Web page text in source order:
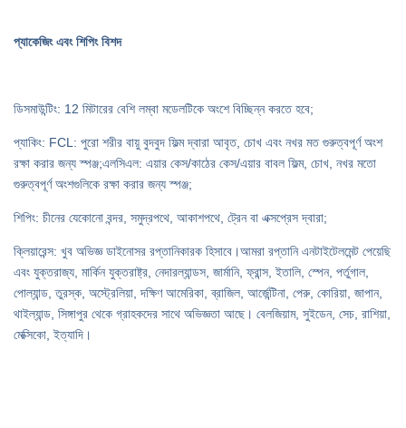
প্যাকেজিং এবং শিপিং বিশদ
ডিসমাউন্টিং: 12 মিটারের বেশি লম্বা মডেলটিকে অংশে বিচ্ছিন্ন করতে হবে;
প্যাকিং: FCL: পুরো শরীর বায়ু বুদবুদ ফিল্ম দ্বারা আবৃত, চোখ এবং নখর মত গুরুত্বপূর্ণ অংশ
রক্ষা করার জন্য স্পঞ্জ;এলসিএল: এয়ার কেস/কাঠের কেস/এয়ার বাবল ফিল্ম, চোখ, নখর মতো
গুরুত্বপূর্ণ অংশগুলিকে রক্ষা করার জন্য স্পঞ্জ;
শিপিং: চীনের যেকোনো বন্দর, সমুদ্রপথে, আকাশপথে, ট্রেন বা এক্সপ্রেস দ্বারা;
ক্লিয়ারেন্স: খুব অভিজ্ঞ ডাইনোসর রপ্তানিকারক হিসাবে।আমরা রপ্তানি এনটাইটেলমেন্ট পেয়েছি
এবং যুক্তরাজ্য, মার্কিন যুক্তরাষ্ট্র, নেদারল্যান্ডস, জার্মানি, ফ্রান্স, ইতালি, স্পেন, পর্তুগাল,
পোল্যান্ড, তুরস্ক, অস্ট্রেলিয়া, দক্ষিণ আমেরিকা, ব্রাজিল, আর্জেন্টিনা, পেরু, কোরিয়া, জাপান,
থাইল্যান্ড, সিঙ্গাপুর থেকে গ্রাহকদের সাথে অভিজ্ঞতা আছে। বেলজিয়াম, সুইডেন, সেচ, রাশিয়া,
মেক্সিকো, ইত্যাদি।